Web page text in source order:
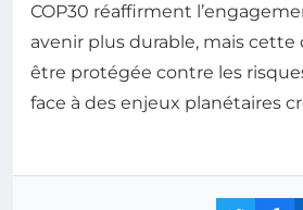
COP30 réaffirment
avenir plus durable, mais
être protégée contre les
face à des enjeux planétaires